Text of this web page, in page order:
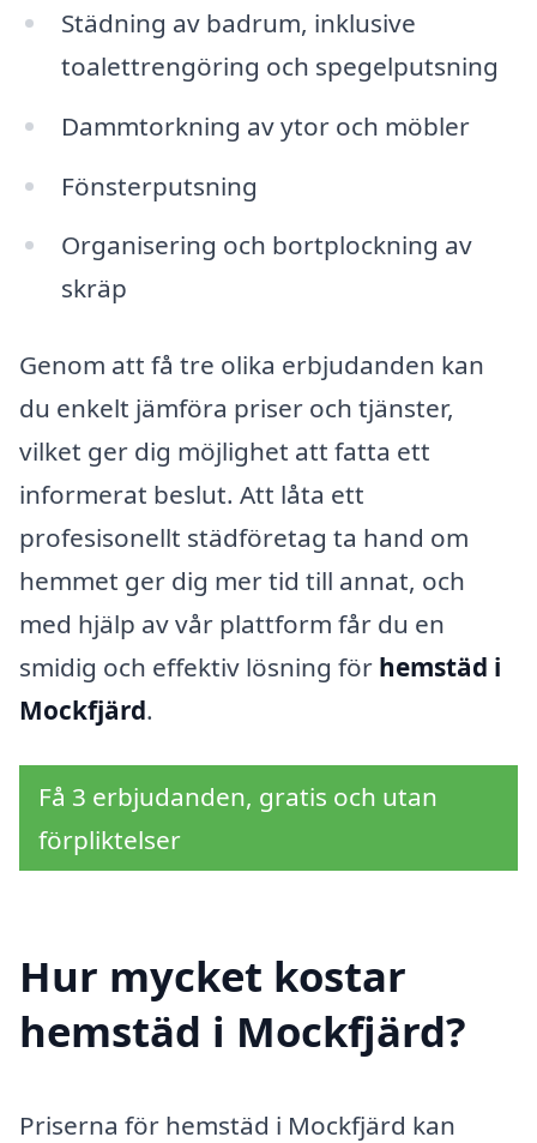
Städning av badrum, inklusive
toalettrengöring och spegelputsning
Dammtorkning av ytor och möbler
Fönsterputsning
Organisering och bortplockning av
skräp
Genom att få tre olika erbjudanden kan
du enkelt jämföra priser och tjänster,
vilket ger dig möjlighet att fatta ett
informerat beslut. Att låta ett
profesisonellt städföretag ta hand om
hemmet ger dig mer tid till annat, och
med hjälp av vår plattform får du en
smidig och effektiv lösning för hemstäd i
Mockfjärd.
Få 3 erbjudanden, gratis och utan
förpliktelser
Hur mycket kostar
hemstäd i Mockfjärd?
Priserna för hemstäd i Mockfjärd kan